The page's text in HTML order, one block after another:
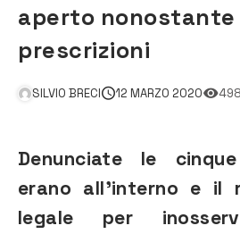
aperto nonostante
prescrizioni
SILVIO BRECI 12 MARZO 2020 498
Denunciate le
erano all’interno e il
legale per